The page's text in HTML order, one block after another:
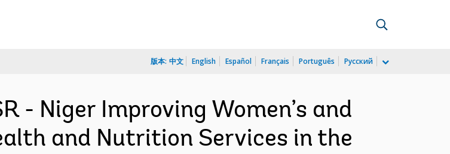
版本: 中文 English Español Français Português Русский
- Niger Improving Women’s and
and Nutrition Services in the